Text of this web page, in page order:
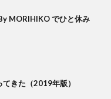
MORIHIKO でひと休み
きた（2019年版）